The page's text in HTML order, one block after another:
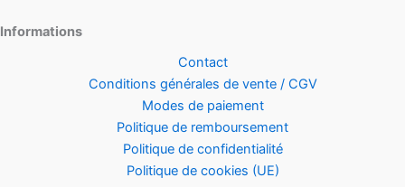
Informations
Contact
Conditions générales de vente / CGV
Modes de paiement
Politique de remboursement
Politique de confidentialité
Politique de cookies (UE)